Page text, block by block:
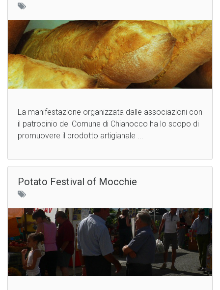
La manifestazione organizzata dalle associazioni con
il patrocinio del Comune di Chianocco ha lo scopo di
promuovere il prodotto artigianale ...
Potato Festival of Mocchie